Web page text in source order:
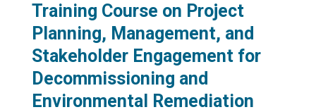
Training Course on Project
Planning, Management, and
Stakeholder Engagement for
Decommissioning and
Environmental Remediation